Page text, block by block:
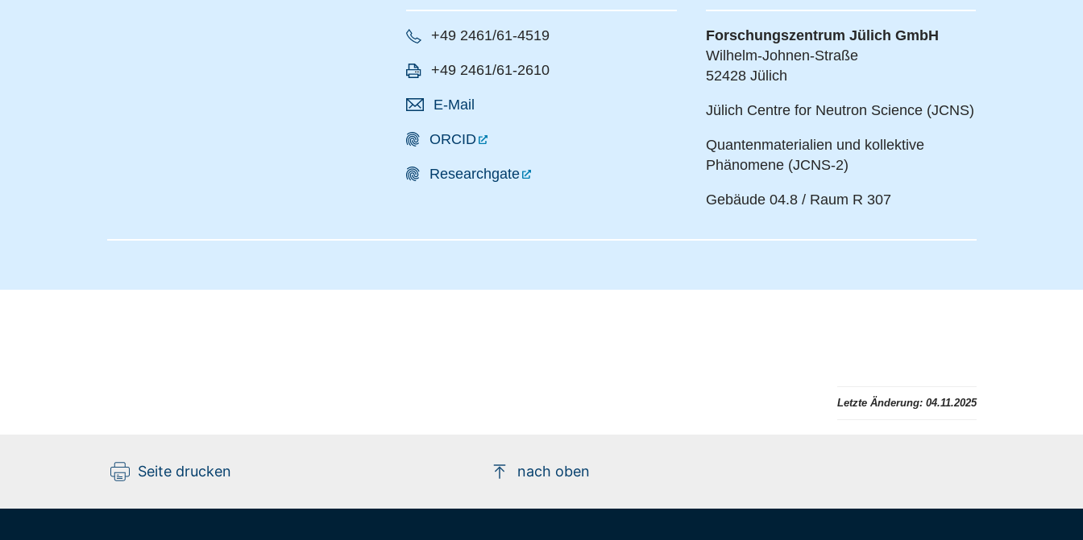
+49 2461/61-4519
+49 2461/61-2610
E-Mail
ORCID
Researchgate
Forschungszentrum Jülich GmbH
Wilhelm-Johnen-Straße
52428 Jülich
Jülich Centre for Neutron Science (JCNS)
Quantenmaterialien und kollektive
Phänomene (JCNS-2)
Gebäude 04.8 / Raum R 307
Letzte Änderung: 04.11.2025
Seite drucken nach oben